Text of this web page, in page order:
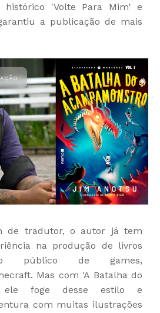
histórico 'Volte Para Mim' e
a publicação de mais
de tradutor, o autor já tem
na produção de livros
público de games,
Mas com 'A Batalha do
ele foge desse estilo e
com muitas ilustrações